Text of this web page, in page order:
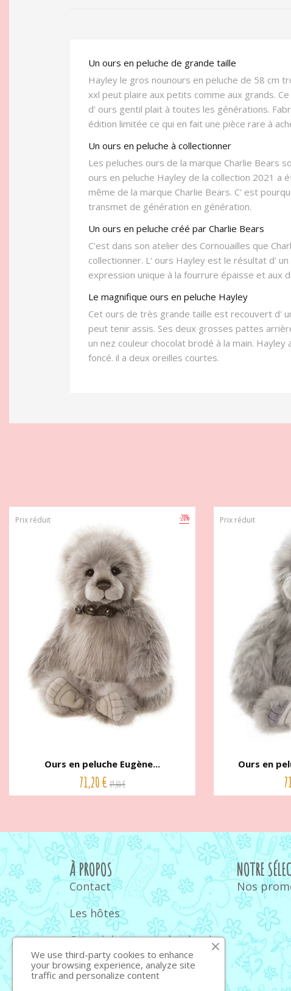
Un ours en peluche de grande taille
Hayley le gros nounours en peluche de 58 cm
xxl peut plaire aux petits comme aux grands.
d' ours gentil plait à toutes les générations.
édition limitée ce qui en fait une pièce rare à
Un ours en peluche à collectionner
Les peluches ours de la marque Charlie Bears
ours en peluche Hayley de la collection 2021 a
même de la marque Charlie Bears. C' est
transmet de génération en génération.
Un ours en peluche créé par Charlie Bears
C'est dans son atelier des Cornouailles que
collectionner. L' ours Hayley est le résultat d'
expression unique à la fourrure épaisse et aux
Le magnifique ours en peluche Hayley
Cet ours de très grande taille est recouvert d'
peut tenir assis. Ses deux grosses pattes
un nez couleur chocolat brodé à la main.
foncé. il a deux oreilles courtes.
-20%
Prix réduit
Ours en peluche Eugène...
71,20 € 89,00 €
Prix réduit
Ours en
À PROPOS
Contact
Les hôtes
Quand donner un doudou à
bébé
Quel ours en peluche
NOTRE
Nos
We use third-party cookies to enhance
your browsing experience, analyze site
traffic and personalize content